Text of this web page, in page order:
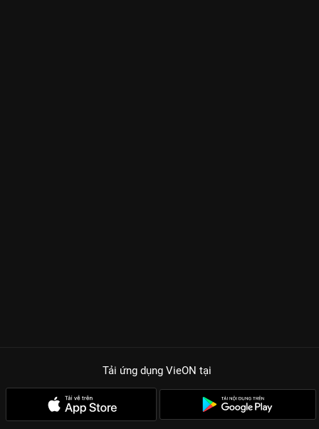
Tải ứng dụng VieON tại